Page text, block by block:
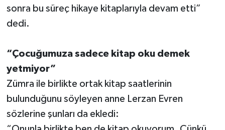
sonra bu süreç hikaye kitaplarıyla devam etti”
dedi.
“Çocuğumuza sadece kitap oku demek
yetmiyor”
Zümra ile birlikte ortak kitap saatlerinin
bulunduğunu söyleyen anne Lerzan Evren
sözlerine şunları da ekledi: